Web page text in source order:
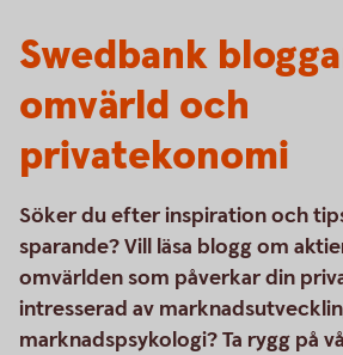
Swedbank
omvärld och
privatekonomi
Söker du efter inspiration och
sparande? Vill läsa blogg om
omvärlden som påverkar din
intresserad av
marknadspsykologi? Ta rygg på